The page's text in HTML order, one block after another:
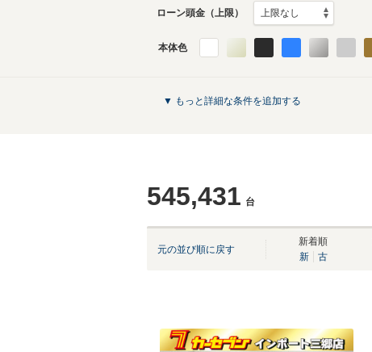
ローン頭金（上限）
本体色
▼ もっと詳細な条件を追加する
545,431 台
元の並び順に戻す
新着順
新
古